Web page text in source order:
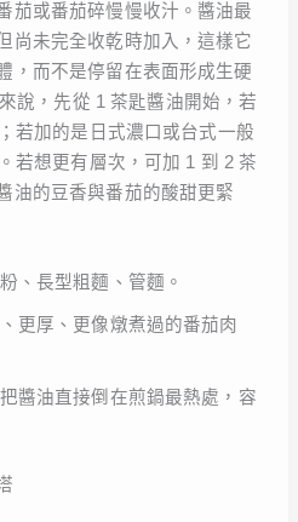
茄或番茄碎慢慢收汁。醬油最
尚未完全收乾時加入，這樣它
，而不是停留在表面形成生硬
說，先從 1 茶匙醬油開始，若
若加的是日式濃口或台式一般
若想更有層次，可加 1 到 2 茶
油的豆香與番茄的酸甜更緊
、長型粗麵、管麵。
更厚、更像燉煮過的番茄肉
醬油直接倒在煎鍋最熱處，容